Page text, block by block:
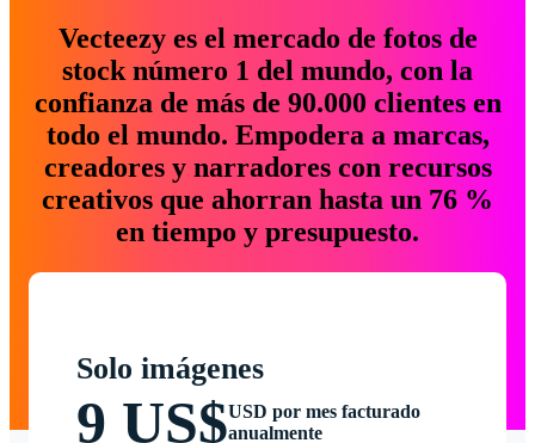
Vecteezy es el mercado de fotos de
stock número 1 del mundo, con la
confianza de más de 90.000 clientes en
todo el mundo. Empodera a marcas,
creadores y narradores con recursos
creativos que ahorran hasta un 76 %
en tiempo y presupuesto.
Solo imágenes
9 US$USD por mes facturado
anualmente